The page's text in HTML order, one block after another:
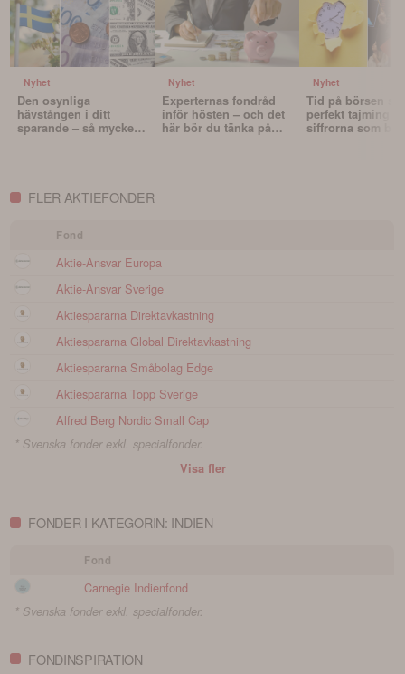
Nyhet
Den osynliga
hävstången i ditt
sparande – så mycket
Nyhet
Experternas fondråd
inför hösten – och det
här bör du tänka på
Nyhet
Tid på börsen
perfekt tajming –
siffrorna som
FLER AKTIEFONDER
Fond
Aktie-Ansvar Europa
Aktie-Ansvar Sverige
Aktiespararna Direktavkastning
Aktiespararna Global Direktavkastning
Aktiespararna Småbolag Edge
Aktiespararna Topp Sverige
Alfred Berg Nordic Small Cap
* Svenska fonder exkl. specialfonder.
Visa fler
FONDER I KATEGORIN: INDIEN
Fond
Carnegie Indienfond
* Svenska fonder exkl. specialfonder.
FONDINSPIRATION